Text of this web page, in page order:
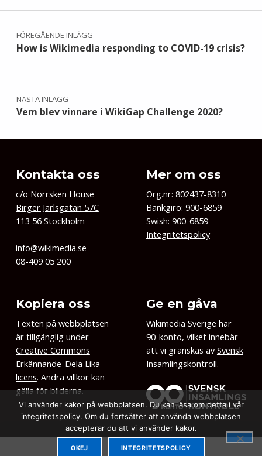
Inläggsnavigering
FÖREGÅENDE INLÄGG
How is Wikimedia responding to COVID-19 crisis?
NÄSTA INLÄGG
Vem blev vinnare i WikiGap Challenge 2020?
Kontakta oss
c/o Norrsken House
Birger Jarlsgatan 57C
113 56 Stockholm
info@wikimedia.se
08-409 05 200
Mer om oss
Org.nr: 802437-8310
Bankgiro: 900-6859
Swish: 900-6859
Integritetspolicy
Kopiera oss
Texten på webbplatsen
är tillgänglig under
Creative Commons
Erkännande-Dela Lika-
licens. Andra villkor kan
gälla för bilderna.
Ge en gåva
Wikimedia Sverige har
90-konto, vilket innebär
att vi granskas av Svensk
Insamlingskontroll.
Vi använder kakor på webbplatsen. Du kan läsa om detta i vår
integritetspolicy. Om du fortsätter att använda webbplatsen
accepterar du att vi använder kakor.
OKEJ INTEGRITETSPOLICY